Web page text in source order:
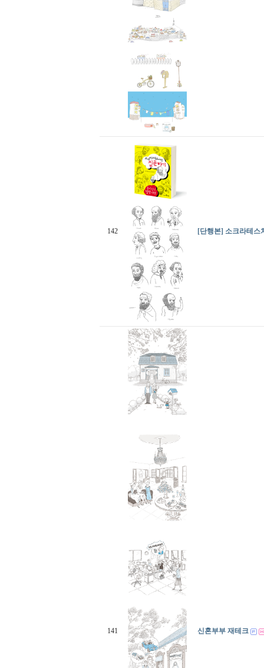
142 [단행본] 소크라테스
141 신혼부부 재테크